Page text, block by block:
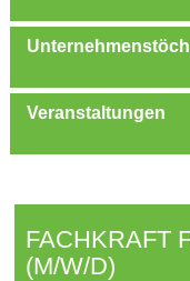
Veranstaltungen
FACHKRAFT
(M/W/D)